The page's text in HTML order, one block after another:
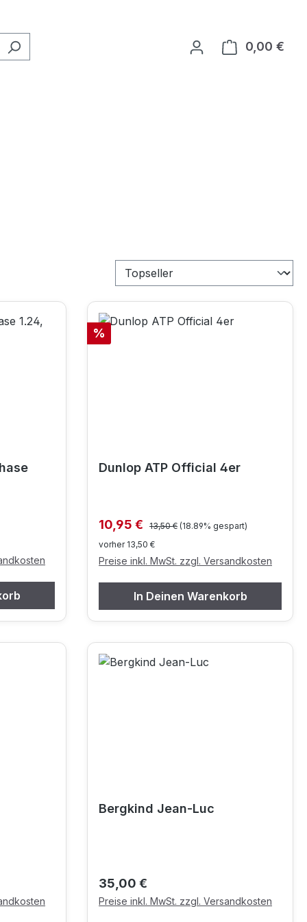
0,00 €
Rabatt
%
Dunlop ATP Official 4er
Verkaufspreis:
10,95 € Regulärer Preis:
13,50 € (18.89% gespart)
vorher 13,50 €
Preise inkl. MwSt. zzgl. Versandkosten
In Deinen Warenkorb
Bergkind Jean-Luc
Regulärer Preis:
35,00 €
Preise inkl. MwSt. zzgl. Versandkosten